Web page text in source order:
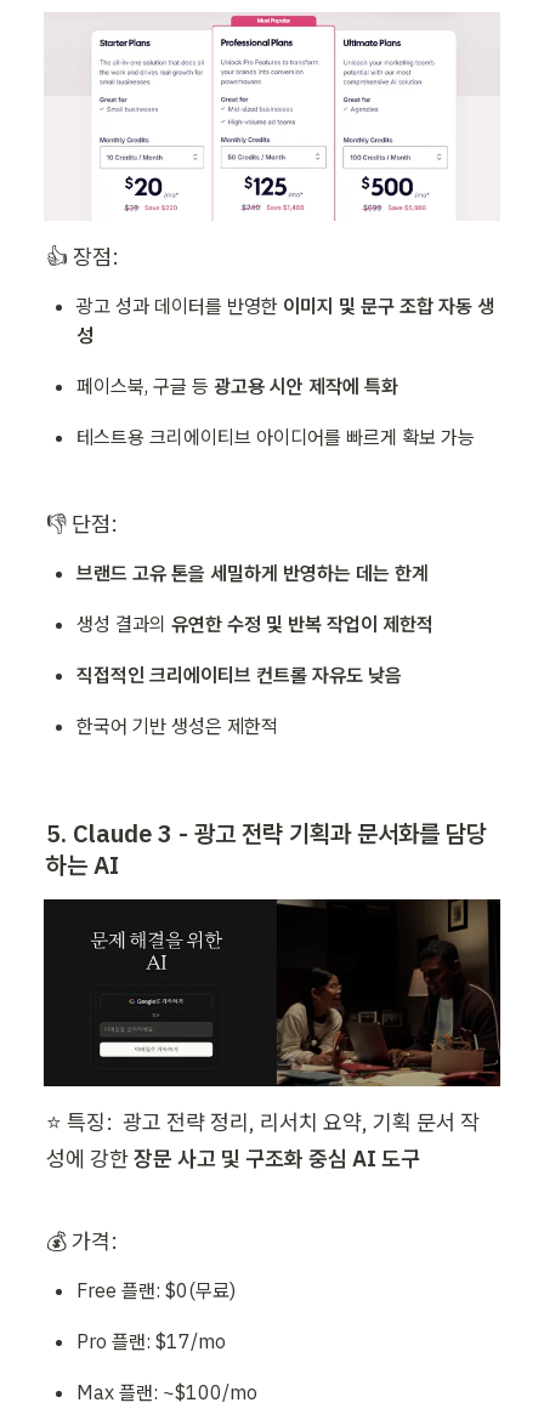
👍 장점:
광고 성과 데이터를 반영한 이미지 및 문구 조합 자동 생
성
페이스북, 구글 등 광고용 시안 제작에 특화
테스트용 크리에이티브 아이디어를 빠르게 확보 가능
👎 단점:
브랜드 고유 톤을 세밀하게 반영하는 데는 한계
생성 결과의 유연한 수정 및 반복 작업이 제한적
직접적인 크리에이티브 컨트롤 자유도 낮음
한국어 기반 생성은 제한적
5. Claude 3 - 광고 전략 기획과 문서화를 담당
하는 AI
⭐ 특징:  광고 전략 정리, 리서치 요약, 기획 문서 작
성에 강한 장문 사고 및 구조화 중심 AI 도구
💰 가격:
Free 플랜: $0(무료)
Pro 플랜: $17/mo
Max 플랜: ~$100/mo